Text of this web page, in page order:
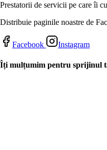
Prestatorii de servicii pe care îi
Distribuie paginile noastre de
Facebook Instagram
Îți mulțumim pentru sprijinul